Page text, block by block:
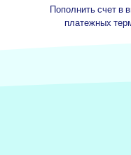
Пополнить счет
платежных